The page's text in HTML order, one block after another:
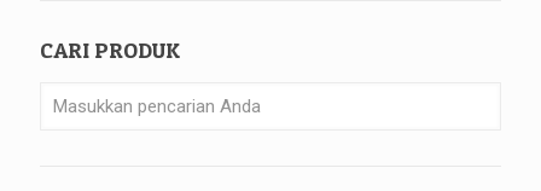
CARI PRODUK